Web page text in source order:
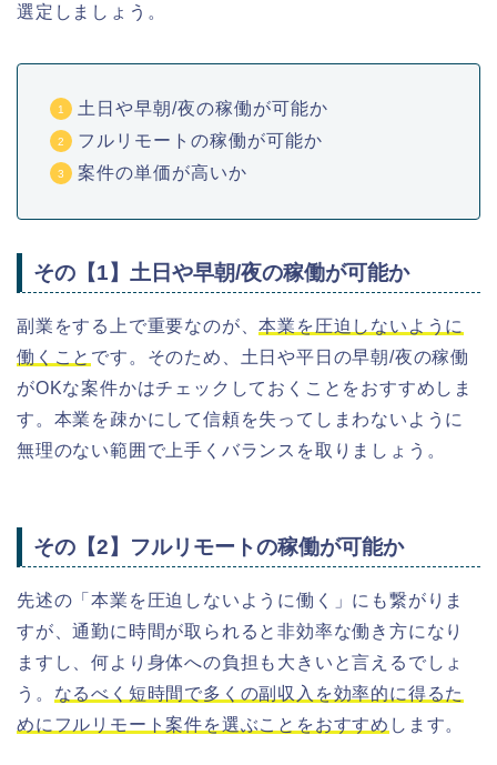
選定しましょう。
土日や早朝/夜の稼働が可能か
フルリモートの稼働が可能か
案件の単価が高いか
その【1】土日や早朝/夜の稼働が可能か
副業をする上で重要なのが、本業を圧迫しないように
働くこと です。そのため、土日や平日の早朝/夜の稼働
がOKな案件かはチェックしておくことをおすすめしま
す。本業を疎かにして信頼を失ってしまわないように
無理のない範囲で上手くバランスを取りましょう。
その【2】フルリモートの稼働が可能か
先述の「本業を圧迫しないように働く」にも繋がりま
すが、通勤に時間が取られると非効率な働き方になり
ますし、何より身体への負担も大きいと言えるでしょ
う。 なるべく短時間で多くの副収入を効率的に得るた
めにフルリモート案件を選ぶことをおすすめ します。